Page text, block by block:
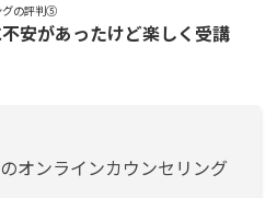
グの評判⑤
安があったけど楽しく受講
オンラインカウンセリング